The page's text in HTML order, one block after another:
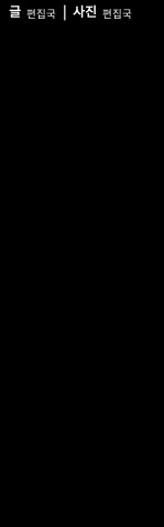
글 편집국 | 사진 편집국